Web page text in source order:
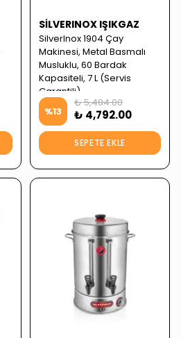
SILVERINOX IŞIKGAZ
SilverInox 1904 Çay
Makinesi, Metal Basmalı
Musluklu, 60 Bardak
Kapasiteli, 7 L (Servis
Garantili)
%13
₺ 5,484.00
₺ 4,792.00
SEPETE EKLE